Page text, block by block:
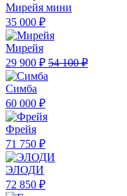
Мирейя мини
35 000 ₽
Мирейя
29 900 ₽ 54 100 ₽
Симба
60 000 ₽
Фрейя
71 750 ₽
ЭЛОДИ
72 850 ₽